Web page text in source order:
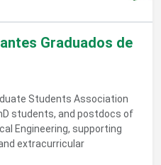
Graduados de
Students Association
students, and postdocs of
Engineering, supporting
extracurricular